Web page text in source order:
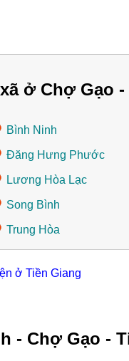
ở Chợ Gạo -
Bình Ninh
Đăng Hưng Phước
Lương Hòa Lạc
Song Bình
Trung Hòa
ở Tiền Giang
- Chợ Gạo -